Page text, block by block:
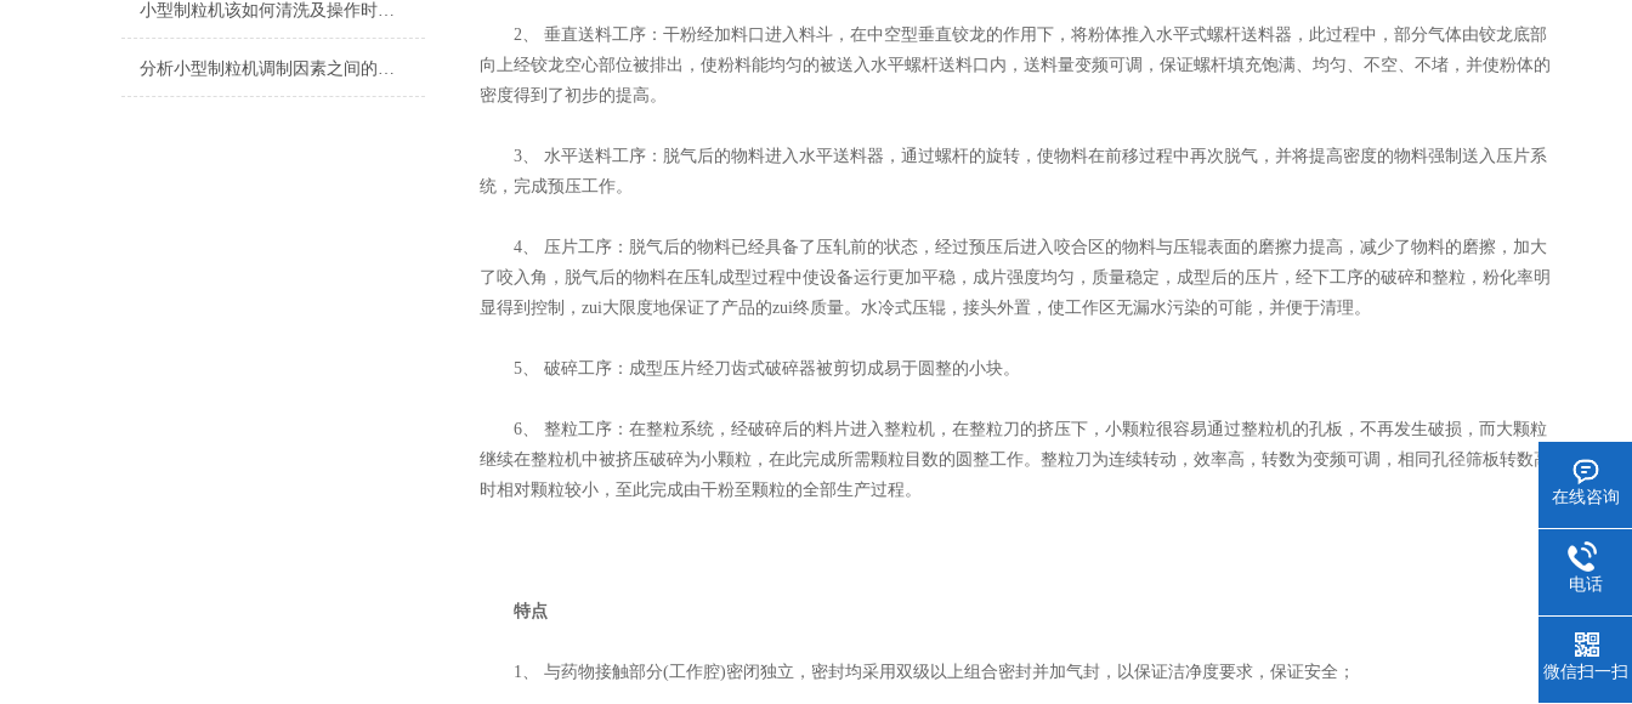
小型制粒机该如何清洗及操作时的注意事项
分析小型制粒机调制因素之间的关系
2、 垂直送料工序：干粉经加料口进入料斗，在中空型垂直铰龙的作用下，将粉体推入水平式螺杆送料器，此过程中，部分气体由铰龙底部
向上经铰龙空心部位被排出，使粉料能均匀的被送入水平螺杆送料口内，送料量变频可调，保证螺杆填充饱满、均匀、不空、不堵，并使粉体的
密度得到了初步的提高。
3、 水平送料工序：脱气后的物料进入水平送料器，通过螺杆的旋转，使物料在前移过程中再次脱气，并将提高密度的物料强制送入压片系
统，完成预压工作。
4、 压片工序：脱气后的物料已经具备了压轧前的状态，经过预压后进入咬合区的物料与压辊表面的磨擦力提高，减少了物料的磨擦，加大
了咬入角，脱气后的物料在压轧成型过程中使设备运行更加平稳，成片强度均匀，质量稳定，成型后的压片，经下工序的破碎和整粒，粉化率明
显得到控制，zui大限度地保证了产品的zui终质量。水冷式压辊，接头外置，使工作区无漏水污染的可能，并便于清理。
5、 破碎工序：成型压片经刀齿式破碎器被剪切成易于圆整的小块。
6、 整粒工序：在整粒系统，经破碎后的料片进入整粒机，在整粒刀的挤压下，小颗粒很容易通过整粒机的孔板，不再发生破损，而大颗粒
继续在整粒机中被挤压破碎为小颗粒，在此完成所需颗粒目数的圆整工作。整粒刀为连续转动，效率高，转数为变频可调，相同孔径筛板转数高
时相对颗粒较小，至此完成由干粉至颗粒的全部生产过程。
特点
1、 与药物接触部分(工作腔)密闭独立，密封均采用双级以上组合密封并加气封，以保证洁净度要求，保证安全；
在线咨询
电话
微信扫一扫